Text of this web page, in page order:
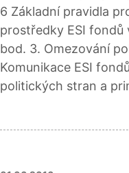
6 Základní pravidla
prostředky ESI fondů
bod. 3. Omezování
Komunikace ESI
politických stran a